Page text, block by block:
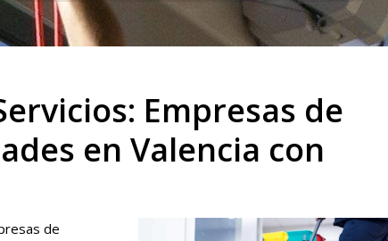
Empresas de
en Valencia con
de